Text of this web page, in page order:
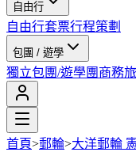
自由行
自由行套票行程策劃
包團 / 遊學
獨立包團/遊學團 商務
首頁>郵輪>大洋郵輪